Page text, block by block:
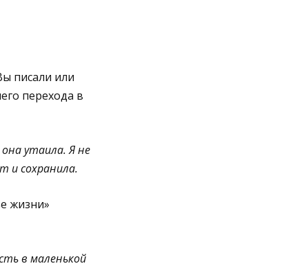
писали или
перехода в
утаила. Я не
и сохранила.
жизни»
в маленькой